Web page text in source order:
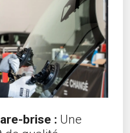
brise : Une